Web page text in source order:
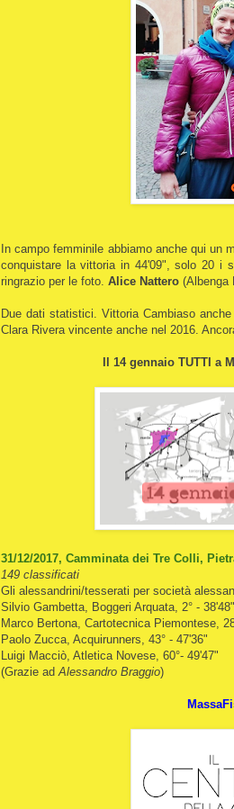
In campo femminile abbiamo anche qui un
conquistare la vittoria in 44'09", solo 20 i
ringrazio per le foto. Alice Nattero (Albenga
Due dati statistici. Vittoria Cambiaso
Clara Rivera vincente anche nel 2016.
Il 14 gennaio TUTTI a
31/12/2017, Camminata dei Tre Colli,
149 classificati
Gli alessandrini/tesserati per società
Silvio Gambetta, Boggeri Arquata, 2° - 38'48"
Marco Bertona, Cartotecnica Piemontese,
Paolo Zucca, Acquirunners, 43° - 47'36"
Luigi Macciò, Atletica Novese, 60°- 49'47"
(Grazie ad Alessandro Braggio)